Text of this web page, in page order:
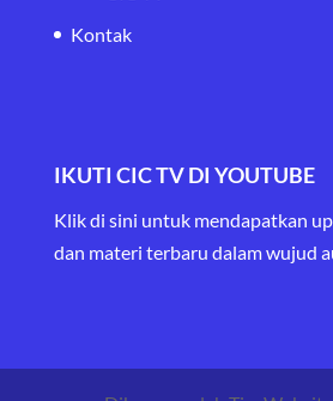
Kontak
IKUTI CIC TV DI YOUTUBE
Klik di sini untuk mendapatkan
dan materi terbaru dalam wujud